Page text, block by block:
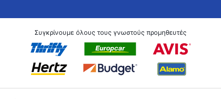
Συγκρίνουμε όλους τους γνωστούς προμηθευτές